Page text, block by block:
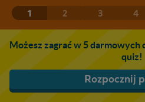
1 2 3 4
Możesz zagrać w 5
quiz!
Rozpocznij